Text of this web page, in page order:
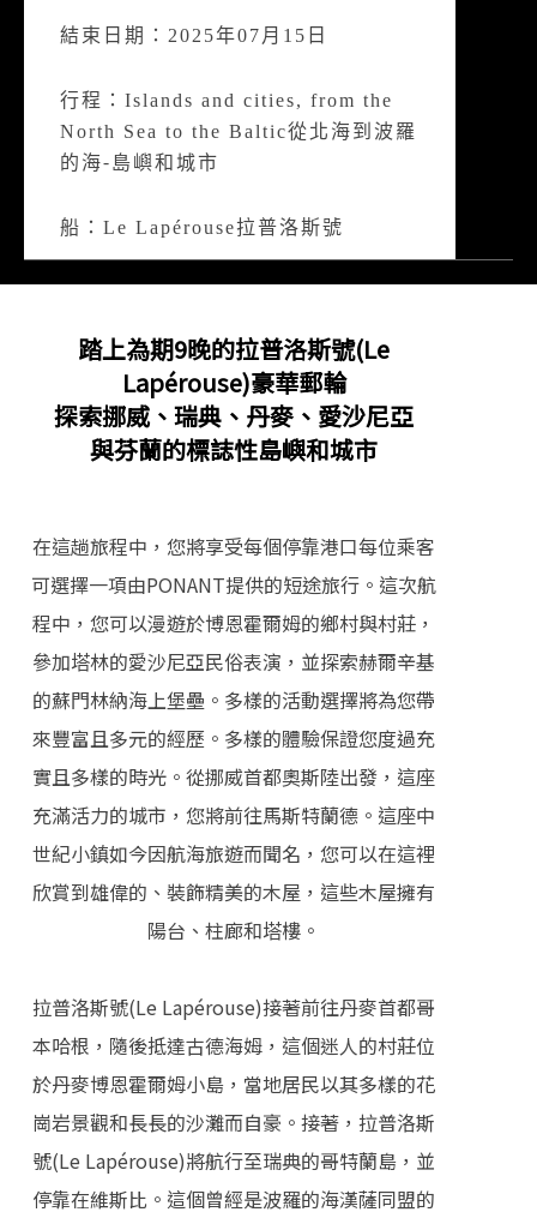
結束日期：2025年07月15日
行程：Islands and cities, from the
North Sea to the Baltic從北海到波羅
的海-島嶼和城市
船：Le Lapérouse拉普洛斯號
踏上為期9晚的拉普洛斯號(Le
Lapérouse)豪華郵輪
探索挪威、瑞典、丹麥、愛沙尼亞
與芬蘭的標誌性島嶼和城市
在這趟旅程中，您將享受每個停靠港口每位乘客
可選擇一項由PONANT提供的短途旅行。這次航
程中，您可以漫遊於博恩霍爾姆的鄉村與村莊，
參加塔林的愛沙尼亞民俗表演，並探索赫爾辛基
的蘇門林納海上堡壘。多樣的活動選擇將為您帶
來豐富且多元的經歷。多樣的體驗保證您度過充
實且多樣的時光。從挪威首都奧斯陸出發，這座
充滿活力的城市，您將前往馬斯特蘭德。這座中
世紀小鎮如今因航海旅遊而聞名，您可以在這裡
欣賞到雄偉的、裝飾精美的木屋，這些木屋擁有
陽台、柱廊和塔樓。
拉普洛斯號(Le Lapérouse)接著前往丹麥首都哥
本哈根，隨後抵達古德海姆，這個迷人的村莊位
於丹麥博恩霍爾姆小島，當地居民以其多樣的花
崗岩景觀和長長的沙灘而自豪。接著，拉普洛斯
號(Le Lapérouse)將航行至瑞典的哥特蘭島，並
停靠在維斯比。這個曾經是波羅的海漢薩同盟的